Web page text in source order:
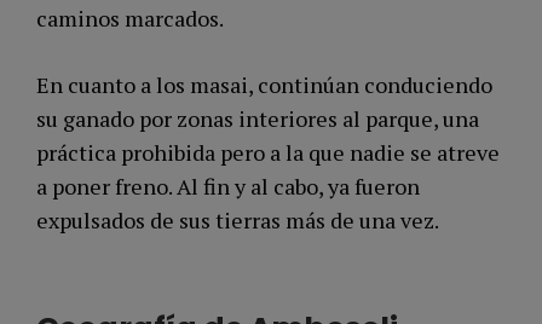
caminos marcados.
En cuanto a los masai, continúan conduciendo
su ganado por zonas interiores al parque, una
práctica prohibida pero a la que nadie se atreve
a poner freno. Al fin y al cabo, ya fueron
expulsados de sus tierras más de una vez.